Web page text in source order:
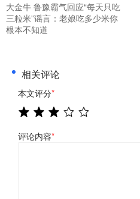
大金牛 鲁豫霸气回应“每天只吃
三粒米”谣言：老娘吃多少米你
根本不知道
相关评论
本文评分*
评论内容*